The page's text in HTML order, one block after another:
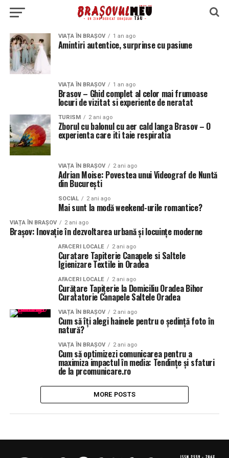
VIAȚA ÎN BRAȘOV 1 an ago
Amintiri autentice, surprinse cu pasiune
VIAȚA ÎN BRAȘOV 1 an ago
Brasov – Ghid complet al celor mai frumoase
locuri de vizitat si experiente de neratat
TURISM 2 ani ago
Zborul cu balonul cu aer cald langa Brasov – O
experienta care iti taie respiratia
VIAȚA ÎN BRAȘOV 2 ani ago
Adrian Moise: Povestea unui Videograf de Nuntă
din București
SOCIAL 2 ani ago
Mai sunt la modă weekend-urile romantice?
VIAȚA ÎN BRAȘOV 2 ani ago
Brașov: Inovație în dezvoltarea urbană și locuințe moderne
AFACERI LOCALE 2 ani ago
Curatare Tapiterie Canapele si Saltele
Igienizare Textile in Oradea
AFACERI LOCALE 2 ani ago
Curățare Tapițerie la Domiciliu Oradea Bihor
Curatatorie Canapele Saltele Oradea
VIAȚA ÎN BRAȘOV 2 ani ago
Cum să îți alegi hainele pentru o ședință foto în
natură?
VIAȚA ÎN BRAȘOV 2 ani ago
Cum să optimizezi comunicarea pentru a
maximiza impactul în media: Tendințe și sfaturi
de la prcomunicare.ro
MORE POSTS